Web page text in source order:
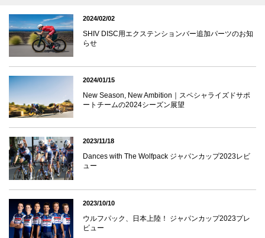
2024/02/02
SHIV DISC用エクステンションバー追加パーツのお知
らせ
2024/01/15
New Season, New Ambition｜スペシャライズドサポ
ートチームの2024シーズン展望
2023/11/18
Dances with The Wolfpack ジャパンカップ2023レビ
ュー
2023/10/10
ウルフパック、日本上陸！ ジャパンカップ2023プレ
ビュー